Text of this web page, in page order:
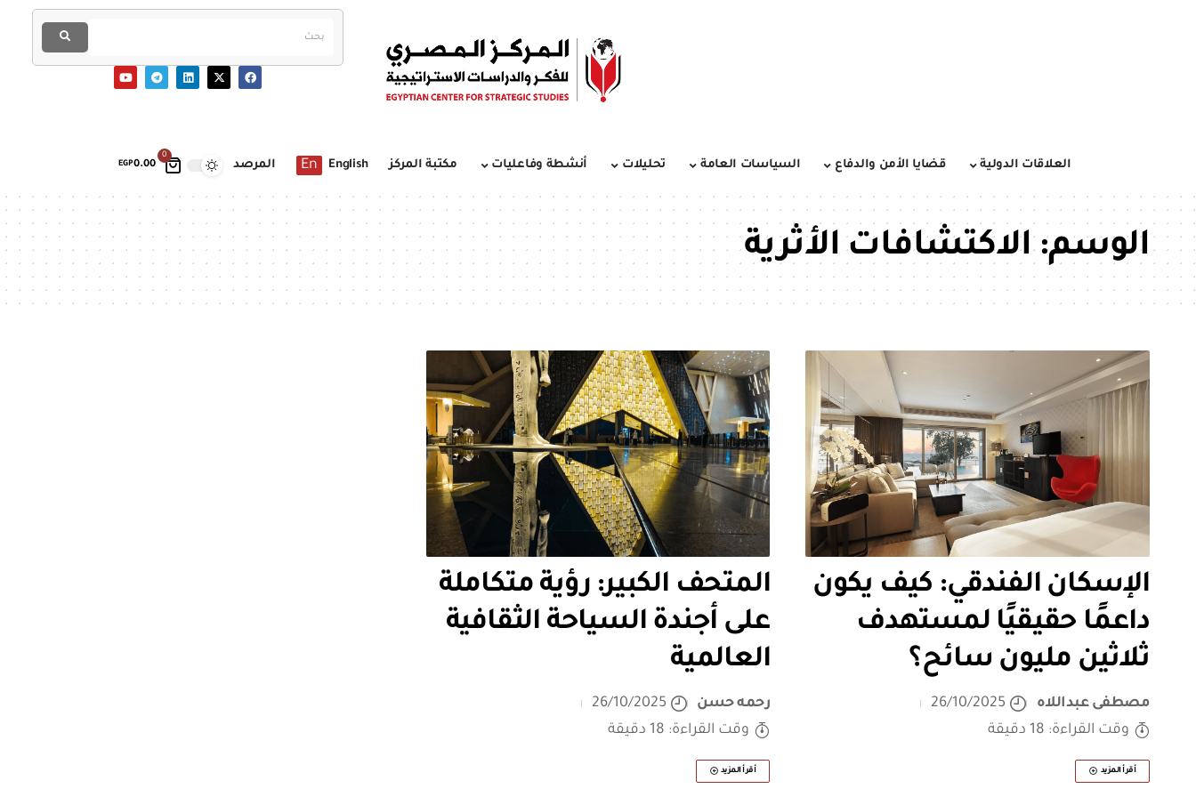
0
EGP0.00 العلاقات الدولية قضايا الأمن والدفاع السياسات العامة تحليلات أنشطة وفاعليات مكتبة المركز English
En المرصد
الوسم:الاكتشافات الأثرية
الإسكان الفندقي: كيف يكون
داعمًا حقيقيًا لمستهدف
ثلاثين مليون سائح؟
مصطفى عبداللاه
26/10/2025
وقت القراءة: 18 دقيقة
أقرأ المزيد
المتحف الكبير: رؤية متكاملة
على أجندة السياحة الثقافية
العالمية
رحمه حسن
26/10/2025
وقت القراءة: 18 دقيقة
أقرأ المزيد